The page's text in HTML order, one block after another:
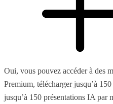
Oui, vous pouvez accéder à des
Premium, télécharger jusqu’à
jusqu’à 150 présentations IA par